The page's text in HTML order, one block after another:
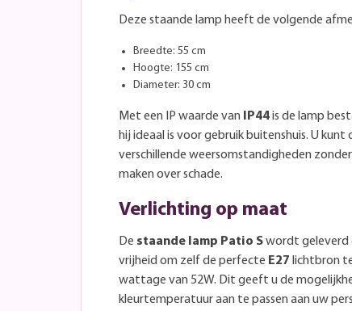
Deze staande lamp heeft de volgende
Breedte: 55 cm
Hoogte: 155 cm
Diameter: 30 cm
Met een IP waarde van IP44is de lamp
hij ideaal is voor gebruik buitenshuis. U kunt
verschillende weersomstandigheden
maken over schade.
Verlichting op maat
De staande lamp Patio Swordt geleverd
vrijheid om zelf de perfecte E27 lichtbron
wattage van 52W. Dit geeft u de
kleurtemperatuur aan te passen aan uw